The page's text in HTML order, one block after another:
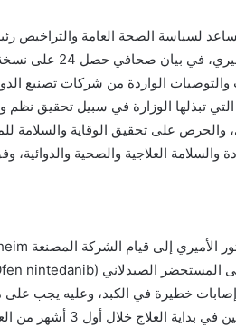
لسياسة الصحة العامة والتراخيص
أمين حسين
الواردة من شركات تصنيع
التي تبذلها الوزارة في سبيل تحقيق نظم
والحرص على تحقيق الوقاية والسلامة
والسلامة العلاجية والصحية والدوائية،
خطيرة في الكبد، وعليه يجب
امينيز